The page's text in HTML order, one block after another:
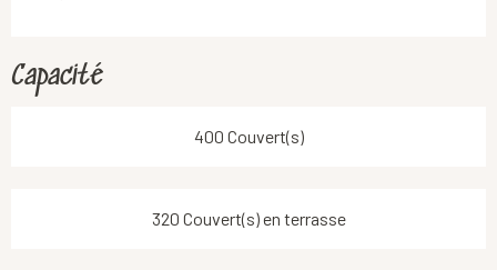
Capacité
400 Couvert(s)
320 Couvert(s) en terrasse